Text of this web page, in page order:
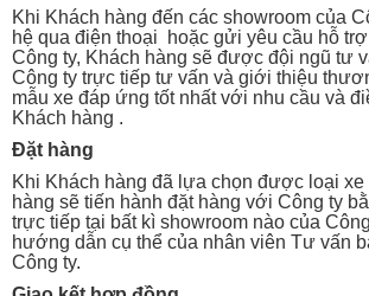
Khi Khách hàng đến các showroom của
hệ qua điện thoại hoặc gửi yêu cầu hỗ
Công ty, Khách hàng sẽ được đội ngũ tư
Công ty trực tiếp tư vấn và giới thiệu
mẫu xe đáp ứng tốt nhất với nhu cầu và
Khách hàng .
Đặt hàng
Khi Khách hàng đã lựa chọn được loại
hàng sẽ tiến hành đặt hàng với Công ty
trực tiếp tại bất kì showroom nào của
hướng dẫn cụ thể của nhân viên Tư vấn
Công ty.